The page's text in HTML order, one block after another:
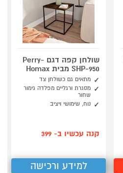
שולחן קפה דגם Perry-
SHP-950 מבית Homax
מתאים גם כשולחן צד
מסגרת ורגליים מפלדה גימור
שחור
נוח, שימושי ויציב
קנה עכשיו ב- 399
למידע ורכישה